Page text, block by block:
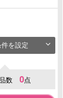
を設定
数 0点